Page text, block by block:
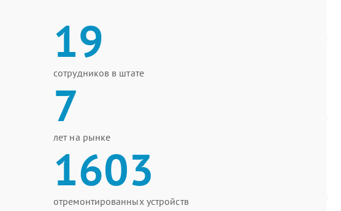
19
сотрудников в штате
7
лет на рынке
1603
отремонтированных устройств